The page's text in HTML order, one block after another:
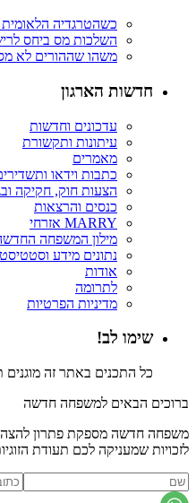
כשהטרגדיה
השלכות מס ביחס
משהו שההורים לא
חדשות הארגון
עדכונים וחדשות
עיתונות ותקשורת
מאמרים
כתבות וידאו
הצעות חוק, חקיקה
כנסים והרצאות
MARRY אזרחי
מילון המשפחה
נתונים מידע
אודות
לתרומה
מדיניות הפרטיות
שימו לב!
כל התכנים באתר זה
ברוכים הבאים למשפחה חדשה
משפחה חדשה מספקת פתרון
לזכויות שמעניקה לכם תעודת